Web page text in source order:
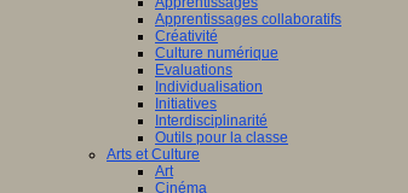
Apprentissages collaboratifs
Créativité
Culture numérique
Evaluations
Individualisation
Initiatives
Interdisciplinarité
Outils pour la classe
Arts et Culture
Art
Cinéma